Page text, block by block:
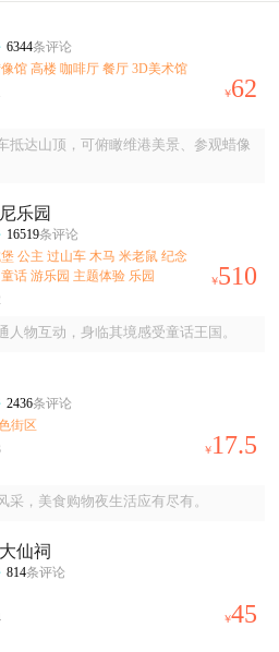
6344条评论
馆 高楼 咖啡厅 餐厅 3D美术馆
￥62
抵达山顶，可俯瞰维港美景、参观蜡像
乐园
16519条评论
公主 过山车 木马 米老鼠 纪念
话 游乐园 主题体验 乐园
￥510
物互动，身临其境感受童话王国。
2436条评论
街区
￥17.5
，美食购物夜生活应有尽有。
仙祠
814条评论
￥45